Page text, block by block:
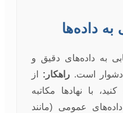
داده‌ها
به داده‌های دقیق و
دشوار است.راهکار: از
با نهادها مکاتبه
عمومی (مانند